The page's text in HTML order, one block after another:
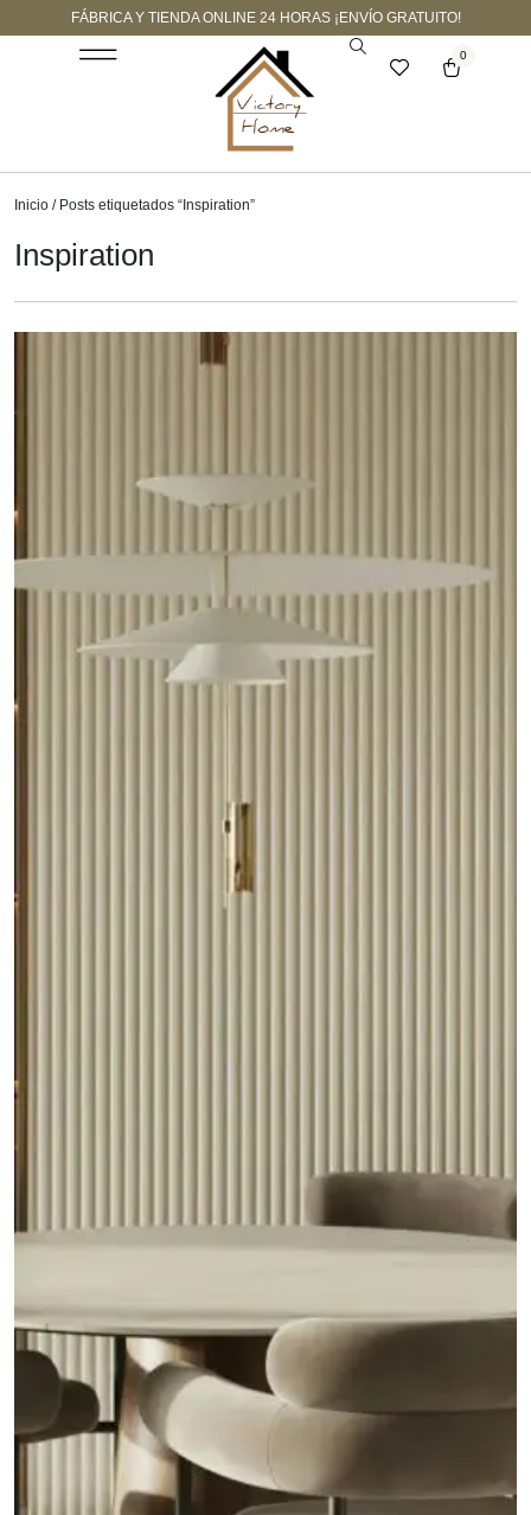
FÁBRICA Y TIENDA ONLINE 24 HORAS ¡ENVÍO GRATUITO!
0
Inicio / Posts etiquetados “Inspiration”
Inspiration